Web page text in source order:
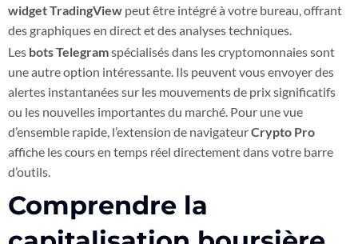
widget TradingView peut être intégré à votre bureau, offrant
des graphiques en direct et des analyses techniques.
Les bots Telegramspécialisés dans les cryptomonnaies sont
une autre option intéressante. Ils peuvent vous envoyer des
alertes instantanées sur les mouvements de prix significatifs
ou les nouvelles importantes du marché. Pour une vue
d’ensemble rapide, l’extension de navigateurCrypto Pro
affiche les cours en temps réel directement dans votre barre
d’outils.
Comprendre la